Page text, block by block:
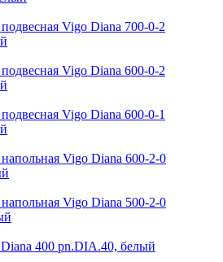
Vigo Diana 700-0-2
Vigo Diana 600-0-2
Vigo Diana 600-0-1
Vigo Diana 600-2-0
Vigo Diana 500-2-0
400 pn.DIA.40, белый